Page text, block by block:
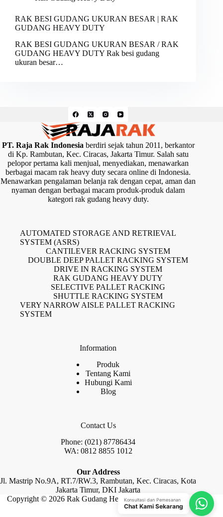
RAK BESI GUDANG UKURAN BESAR | RAK
GUDANG HEAVY DUTY
RAK BESI GUDANG UKURAN BESAR / RAK
GUDANG HEAVY DUTY Rak besi gudang
ukuran besar…
PT. Raja Rak Indonesiaberdiri sejak tahun 2011, berkantor
di Kp. Rambutan, Kec. Ciracas, Jakarta Timur. Salah satu
pelopor pertama kali menjual, menyediakan, menawarkan
berbagai macam rak heavy duty secara online di Indonesia.
Menawarkan pengalaman belanja rak dengan cepat, aman dan
nyaman dengan berbagai macam produk-produk dalam
kategori rak gudang heavy duty.
AUTOMATED STORAGE AND RETRIEVAL
SYSTEM (ASRS)
CANTILEVER RACKING SYSTEM
DOUBLE DEEP PALLET RACKING SYSTEM
DRIVE IN RACKING SYSTEM
RAK GUDANG HEAVY DUTY
SELECTIVE PALLET RACKING
SHUTTLE RACKING SYSTEM
VERY NARROW AISLE PALLET RACKING
SYSTEM
Information
Produk
Tentang Kami
Hubungi Kami
Blog
Contact Us
Phone: (021) 87786434
WA: 0812 8855 1012
Our Address
Jl. Mastrip No.9A, RT.7/RW.3, Rambutan, Kec. Ciracas, Kota
Jakarta Timur, DKI Jakarta
Copyright © 2026 Rak Gudang Heayy Duty by Raja Rak
Konsultasi dan Pemesanan
Chat Kami Sekarang